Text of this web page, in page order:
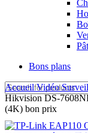
Bons plans
AccueilVidéo
Hikvision
(4K) bon prix